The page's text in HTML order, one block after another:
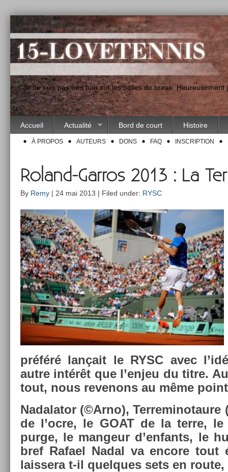
"Je ne suis pas très bon sur les balles de break.
Accueil Actualité Bord de court Histoire
À PROPOS AUTEURS DONS FAQ INSCRIPTION
Roland-Garros 2013 : La
By Remy | 24 mai 2013 | Filed under: RYSC
préféré lançait le RYSC avec
autre intérêt que l’enjeu du titre.
tout, nous re­venons au même
Nadalator (©Arno),
de l’ocre, le GOAT de la terre,
purge, le man­geur d’en­fants, le
bref Rafael Nadal va en­core tout
lais­sera t-il quel­ques sets en